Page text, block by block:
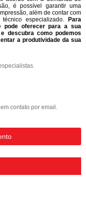
é possível garantir uma
além de contar com
especializado. Para
pode oferecer para a sua
descubra como podemos
a produtividade da sua
contato por email.